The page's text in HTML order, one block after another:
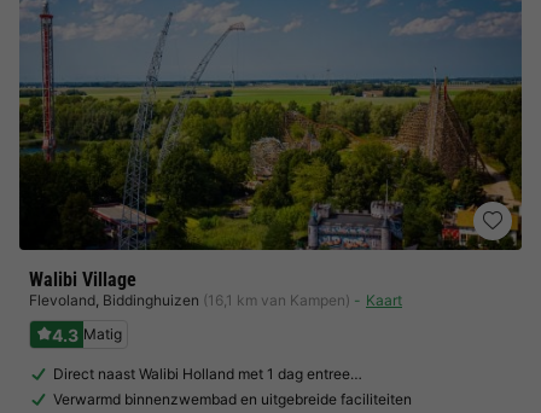
Walibi Village
Flevoland, Biddinghuizen (16,1 km van Kampen) Kaart
4.3 Matig
Direct naast Walibi Holland met 1 dag entree…
Verwarmd binnenzwembad en uitgebreide faciliteiten